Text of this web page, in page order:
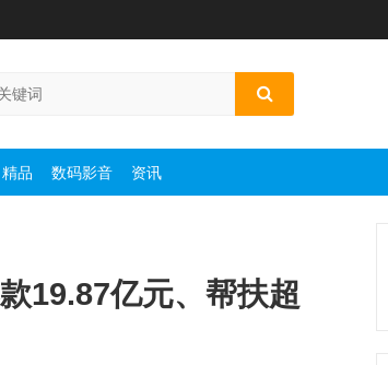
精品 数码影音 资讯
19.87亿元、帮扶超